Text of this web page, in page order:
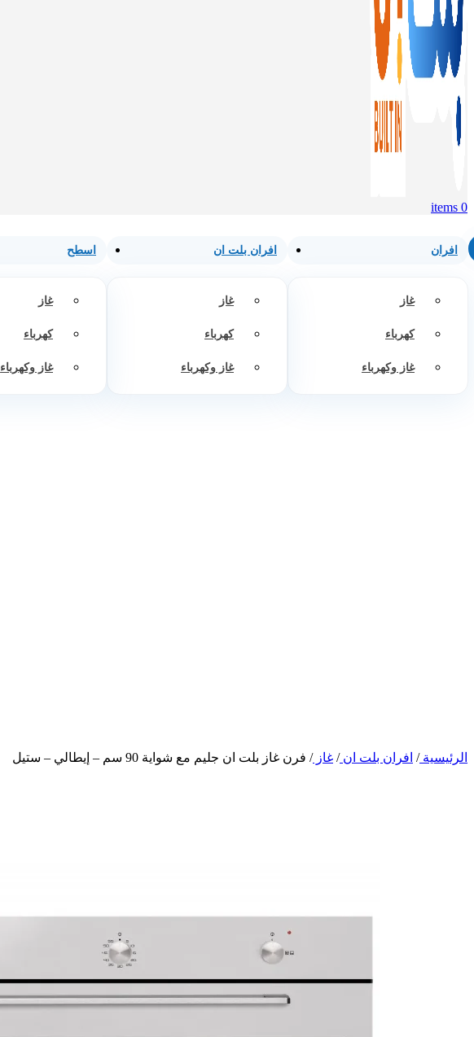
0
items
افران
غاز
كهرباء
غاز وكهرباء
افران بلت ان
غاز
كهرباء
غاز وكهرباء
اسطح
غاز
كهرباء
غاز وكهرباء
الرئيسية/ افران بلت ان/ غاز/ فرن غاز بلت ان جليم مع شواية 90 سم – إيطالي – ستيل